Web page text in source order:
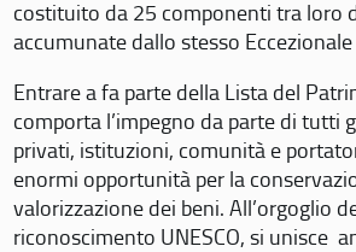
costituito da 25 componenti tra loro
accumunate dallo stesso
Entrare a fa parte della Lista del
comporta l’impegno da parte di tutti
privati, istituzioni, comunità e
enormi opportunità per la
valorizzazione dei beni. All’orgoglio
riconoscimento UNESCO, si unisce